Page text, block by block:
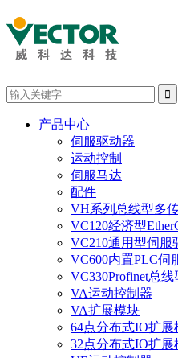

产品中心
伺服驱动器
运动控制
伺服马达
配件
VH系列总线型多
VC120经济型
VC210通用型伺服
VC600内置PLC伺
VC330Profinet总
VA运动控制器
VA扩展模块
64点分布式IO扩展
32点分布式IO扩展